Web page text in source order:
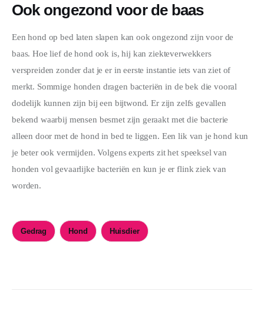
Ook ongezond voor de baas
Een hond op bed laten slapen kan ook ongezond zijn voor de
baas. Hoe lief de hond ook is, hij kan ziekteverwekkers
verspreiden zonder dat je er in eerste instantie iets van ziet of
merkt. Sommige honden dragen bacteriën in de bek die vooral
dodelijk kunnen zijn bij een bijtwond. Er zijn zelfs gevallen
bekend waarbij mensen besmet zijn geraakt met die bacterie
alleen door met de hond in bed te liggen. Een lik van je hond kun
je beter ook vermijden. Volgens experts zit het speeksel van
honden vol gevaarlijke bacteriën en kun je er flink ziek van
worden.
Gedrag Hond Huisdier